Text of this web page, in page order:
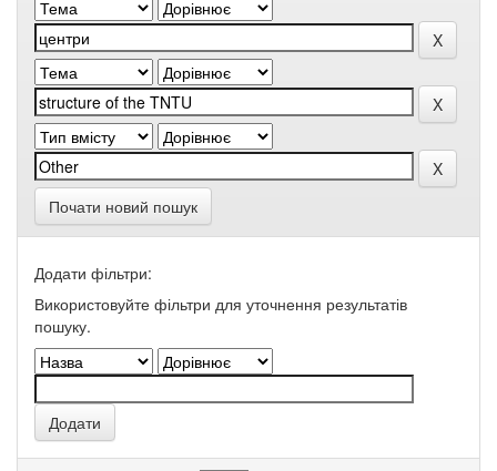
Почати новий пошук
Додати фільтри:
Використовуйте фільтри для уточнення результатів
пошуку.